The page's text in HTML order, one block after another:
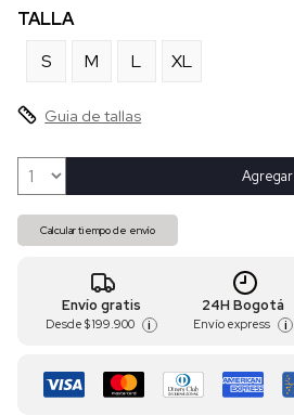
TALLA
S
M L XL
Guia de tallas
Agregar
Calcular tiempo de envío
Envío gratis
Desde $ 199.900 i
24H Bogotá
Envío express i